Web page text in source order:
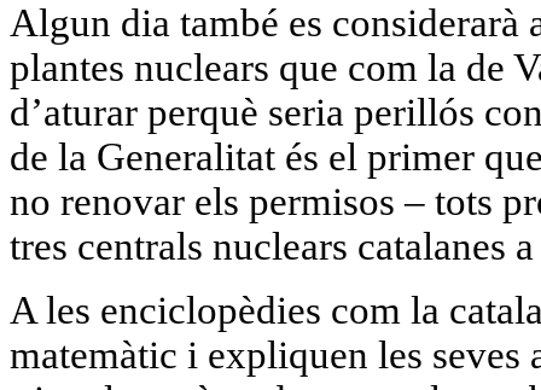
Algun dia també es considerarà
plantes nuclears que com la de
d’aturar perquè seria perillós
de la Generalitat és el primer
no renovar els permisos – tots
tres centrals nuclears catalanes
A les enciclopèdies com la
matemàtic i expliquen les seves